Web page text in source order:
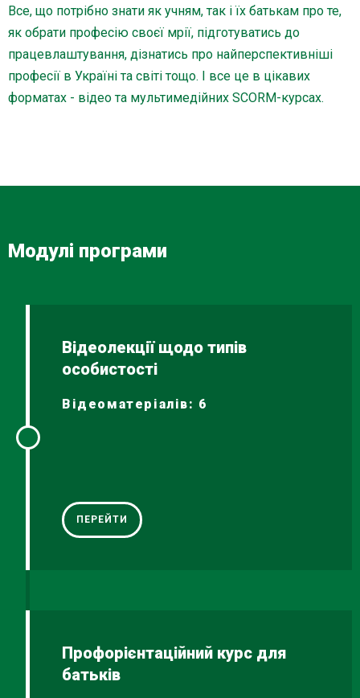
Все, що потрібно знати як учням, так і їх батькам про те,
як обрати професію своєї мрії, підготуватись до
працевлаштування, дізнатись про найперспективніші
професії в Україні та світі тощо. І все це в цікавих
форматах - відео та мультимедійних SCORM-курсах.
Модулі програми
Відеолекції щодо типів
особистості
Відеоматеріалів: 6
ПЕРЕЙТИ
Профорієнтаційний курс для
батьків